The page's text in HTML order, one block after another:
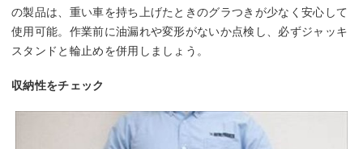
の製品は、重い車を持ち上げたときのグラつきが少なく安心して
使用可能。作業前に油漏れや変形がないか点検し、必ずジャッキ
スタンドと輪止めを併用しましょう。
収納性をチェック